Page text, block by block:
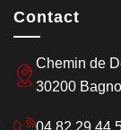
Contact
Chemin de
30200